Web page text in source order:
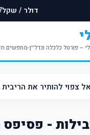
דולר /
להותיר את הריבית ללא שינוי ברמה של
-